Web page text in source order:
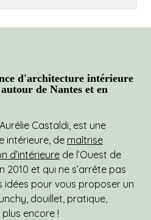
d'architecture intérieure
de Nantes et en
Castaldi, est une
intérieure, de maîtrise
d’intérieure de l’Ouest de
2010 et qui ne s’arrête pas
idées pour vous proposer un
douillet, pratique,
encore !